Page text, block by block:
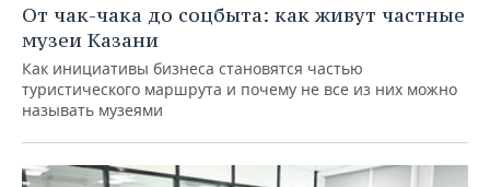
От чак-чака до соцбыта: как живут частные
музеи Казани
Как инициативы бизнеса становятся частью
туристического маршрута и почему не все из них можно
называть музеями